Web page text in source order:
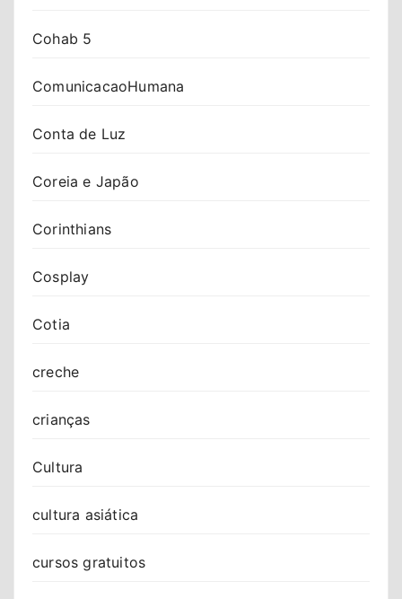
Cohab 5
ComunicacaoHumana
Conta de Luz
Coreia e Japão
Corinthians
Cosplay
Cotia
creche
crianças
Cultura
cultura asiática
cursos gratuitos